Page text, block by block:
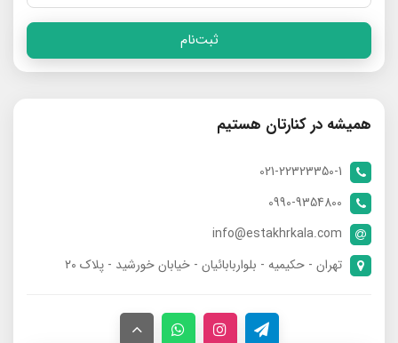
ثبت‌نام
همیشه در کنارتان هستیم
021-22323350-1
0990-9354800
info@estakhrkala.com
تهران - حکیمیه - بلواربابائیان - خیابان خورشید - پلاک ۲۰